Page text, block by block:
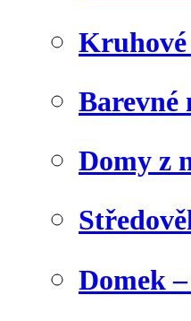
Kruhové
Barevné
Domy z
Domek